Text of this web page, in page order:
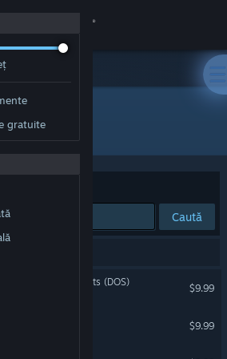
desktop
gratuite
LLC
Caută
of the PETSCII Robots (DOS)
$9.99
$9.99
(C64)